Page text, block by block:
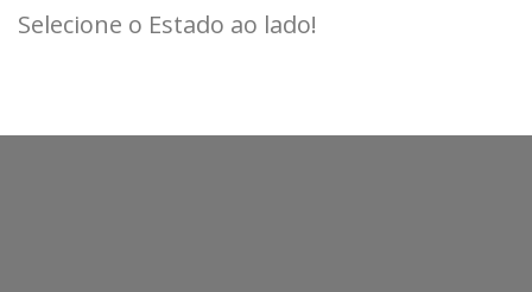
Selecione o Estado ao lado!